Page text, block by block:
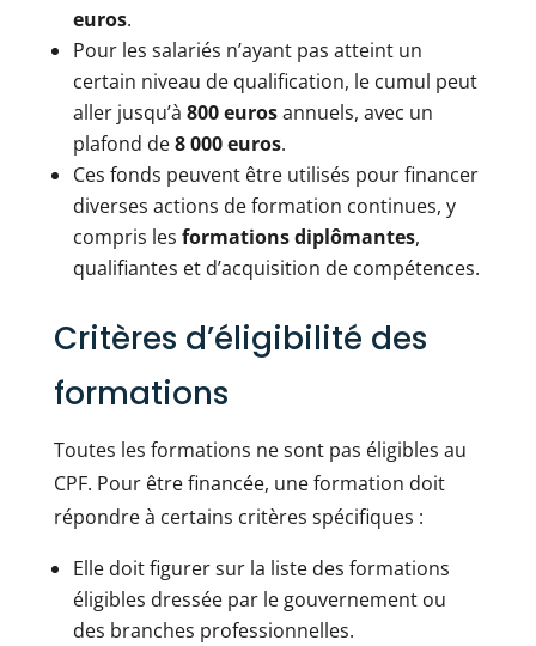
euros.
Pour les salariés n’ayant pas atteint un
certain niveau de qualification, le cumul peut
aller jusqu’à 800 eurosannuels, avec un
plafond de8 000 euros.
Ces fonds peuvent être utilisés pour financer
diverses actions de formation continues, y
compris les formations diplômantes,
qualifiantes et d’acquisition de compétences.
Critères d’éligibilité des
formations
Toutes les formations ne sont pas éligibles au
CPF. Pour être financée, une formation doit
répondre à certains critères spécifiques :
Elle doit figurer sur la liste des formations
éligibles dressée par le gouvernement ou
des branches professionnelles.